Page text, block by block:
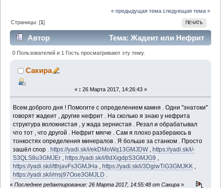
« предыдущая тема следующая тема »
ПЕЧАТЬ
Страницы: [1]
Автор
Тема: Жадеит или Нефрит
? (Прочитано 1676 раз)
0 Пользователей и 1 Гость просматривают эту тему.
Сакира
« : 26 Марта 2017, 14:26:43 »
Всем доброго дня ! Помогите с определением камня . Одни "знатоки"
говорят жадеит , другие нефрит . На сколько я знаю у нефрита
структура волокнистая , у жада зернистая . Резал и обрабатывал
что тот , что другой . Нефрит мягче . Сам я плохо разбераюсь в
тонкостях определения минералов . Я больше за станком . Просто
зашёл спор .https://yadi.sk/i/ekDMoWq13GMJDW,https://yadi.sk/i/-
S3QLS8u3GMJEr ,https://yadi.sk/i/8dXigdpS3GMJG9
https://yadi.sk/i/tthjavFs3GMJHa ,https://yadi.sk/i/3DgiwTiG3GMJKK
https://yadi.sk/i/msj97Ooe3GMJLD
« Последнее редактирование: 26 Марта 2017, 14:55:48 от Сакира »